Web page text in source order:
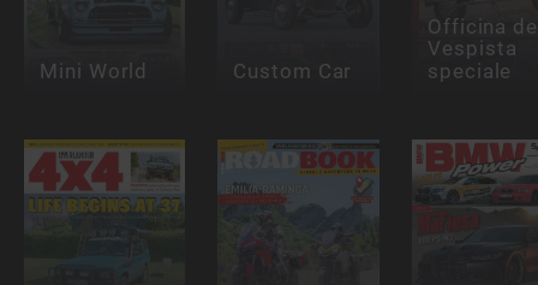
Mini World Custom Car
Officina
Vespista
speciale